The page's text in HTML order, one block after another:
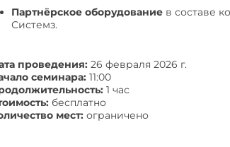
Партнёрское оборудование в составе
Системз.
проведения: 26 февраля 2026 г.
семинара: 11:00
1 час
бесплатно
мест: ограничено